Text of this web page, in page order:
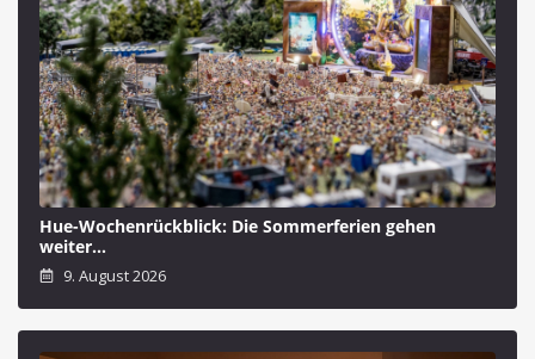
Hue-Wochenrückblick: Die Sommerferien gehen
weiter…
9. August 2026